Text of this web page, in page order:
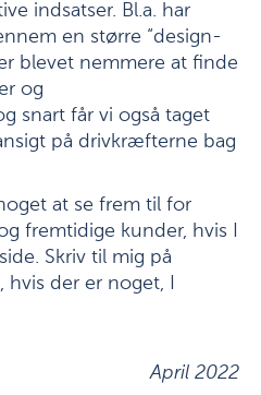
indsatser. Bl.a. har
en større “design-
blevet nemmere at finde
og
snart får vi også taget
på drivkræfterne bag
at se frem til for
fremtidige kunder, hvis I
Skriv til mig på
, hvis der er noget, I
April 2022